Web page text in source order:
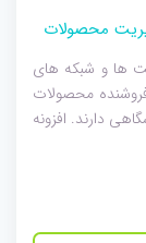
محصولات
ها و شبکه های
محصولات
دارند. افزونه